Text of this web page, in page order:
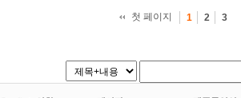
첫 페이지 1 2 3